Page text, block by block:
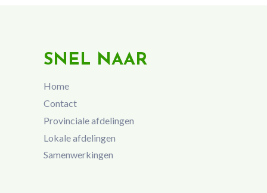
SNEL NAAR
Home
Contact
Provinciale afdelingen
Lokale afdelingen
Samenwerkingen